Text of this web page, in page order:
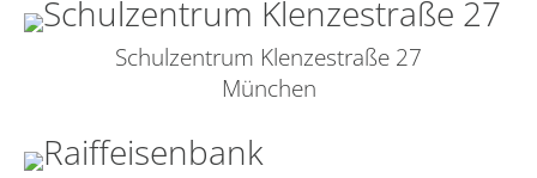
Schulzentrum Klenzestraße 27
München